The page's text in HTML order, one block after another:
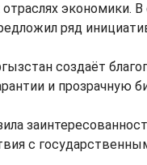
экономики.
ряд
создаёт
и прозрачную
с